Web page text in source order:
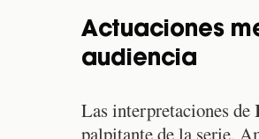
Actuaciones
audiencia
Las interpretaciones de
palpitante de la serie.